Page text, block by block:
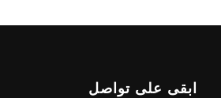
ابقى على تواصل